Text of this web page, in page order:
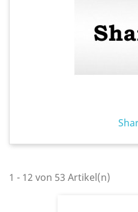
1 - 12 von 53 Artikel(n)